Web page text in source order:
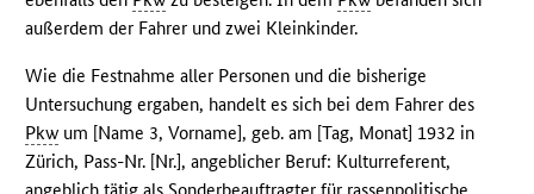
außerdem der Fahrer und zwei Kleinkinder.
Wie die Festnahme aller Personen und die bisherige
Untersuchung ergaben, handelt es sich bei dem Fahrer des
Pkw um [Name 3, Vorname], geb. am [Tag, Monat] 1932 in
Zürich, Pass-Nr. [Nr.], angeblicher Beruf: Kulturreferent,